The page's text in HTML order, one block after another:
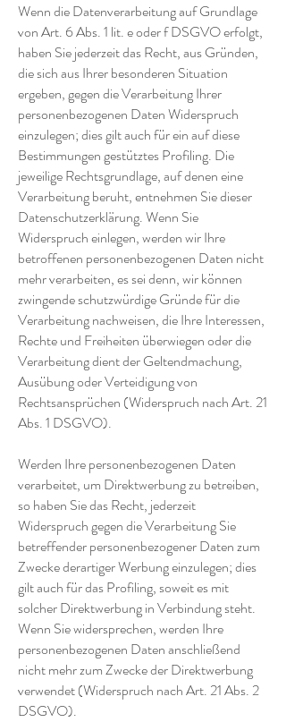
Wenn die Datenverarbeitung auf Grundlage
von Art. 6 Abs. 1 lit. e oder f DSGVO erfolgt,
haben Sie jederzeit das Recht, aus Gründen,
die sich aus Ihrer besonderen Situation
ergeben, gegen die Verarbeitung Ihrer
personenbezogenen Daten Widerspruch
einzulegen; dies gilt auch für ein auf diese
Bestimmungen gestütztes Profiling. Die
jeweilige Rechtsgrundlage, auf denen eine
Verarbeitung beruht, entnehmen Sie dieser
Datenschutzerklärung. Wenn Sie
Widerspruch einlegen, werden wir Ihre
betroffenen personenbezogenen Daten nicht
mehr verarbeiten, es sei denn, wir können
zwingende schutzwürdige Gründe für die
Verarbeitung nachweisen, die Ihre Interessen,
Rechte und Freiheiten überwiegen oder die
Verarbeitung dient der Geltendmachung,
Ausübung oder Verteidigung von
Rechtsansprüchen (Widerspruch nach Art. 21
Abs. 1 DSGVO).
Werden Ihre personenbezogenen Daten
verarbeitet, um Direktwerbung zu betreiben,
so haben Sie das Recht, jederzeit
Widerspruch gegen die Verarbeitung Sie
betreffender personenbezogener Daten zum
Zwecke derartiger Werbung einzulegen; dies
gilt auch für das Profiling, soweit es mit
solcher Direktwerbung in Verbindung steht.
Wenn Sie widersprechen, werden Ihre
personenbezogenen Daten anschließend
nicht mehr zum Zwecke der Direktwerbung
verwendet (Widerspruch nach Art. 21 Abs. 2
DSGVO).